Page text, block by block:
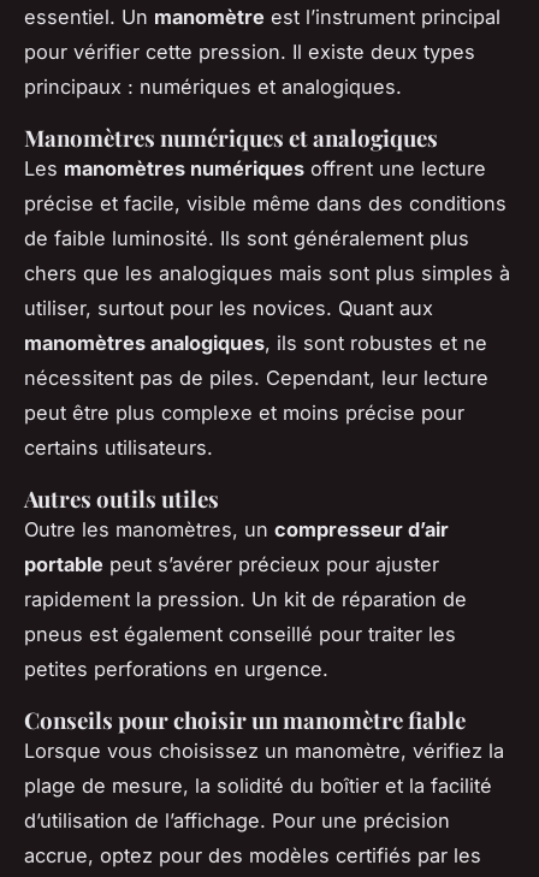
essentiel. Un manomètre est l’instrument principal
pour vérifier cette pression. Il existe deux types
principaux : numériques et analogiques.
Manomètres numériques et analogiques
Les manomètres numériques offrent une lecture
précise et facile, visible même dans des conditions
de faible luminosité. Ils sont généralement plus
chers que les analogiques mais sont plus simples à
utiliser, surtout pour les novices. Quant aux
manomètres analogiques, ils sont robustes et ne
nécessitent pas de piles. Cependant, leur lecture
peut être plus complexe et moins précise pour
certains utilisateurs.
Autres outils utiles
Outre les manomètres, un compresseur d’air
portable peut s’avérer précieux pour ajuster
rapidement la pression. Un kit de réparation de
pneus est également conseillé pour traiter les
petites perforations en urgence.
Conseils pour choisir un manomètre fiable
Lorsque vous choisissez un manomètre, vérifiez la
plage de mesure, la solidité du boîtier et la facilité
d’utilisation de l’affichage. Pour une précision
accrue, optez pour des modèles certifiés par les